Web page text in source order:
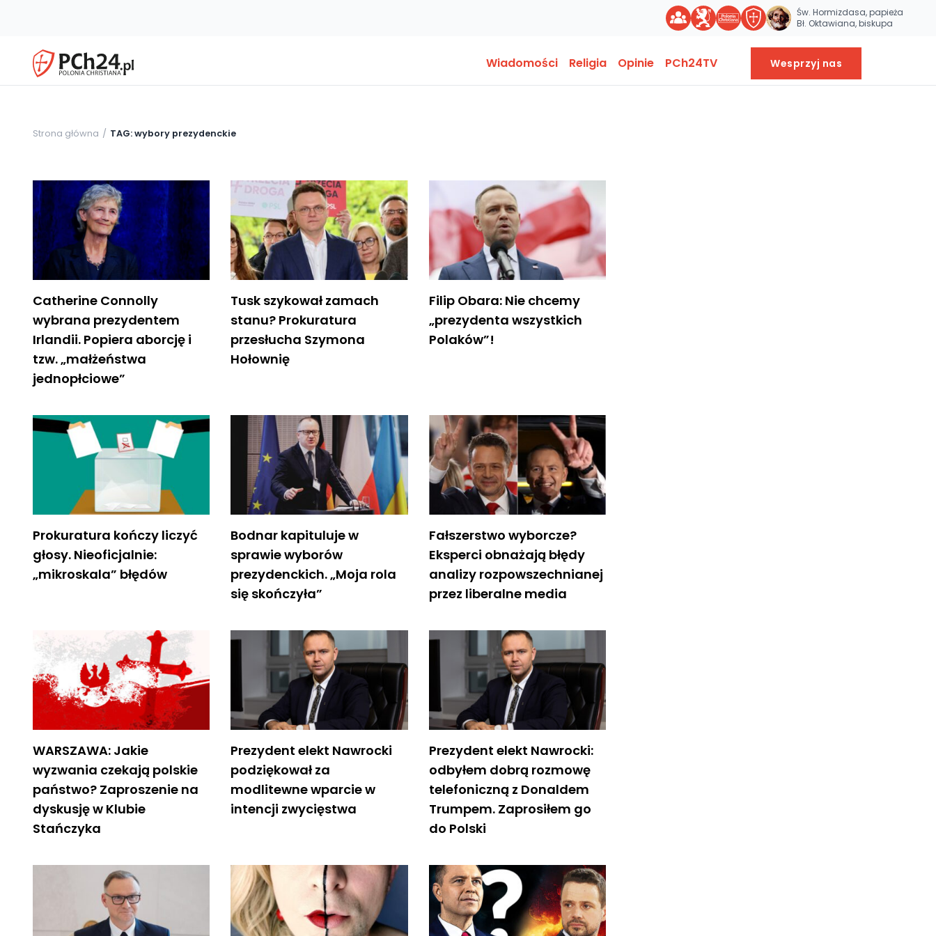
Św. Hormizdasa, papieża
Bł. Oktawiana, biskupa
Wiadomości Religia Opinie PCh24TV Wesprzyj nas
Strona główna TAG: wybory prezydenckie
Catherine Connolly
wybrana prezydentem
Irlandii. Popiera aborcję i
tzw. „małżeństwa
jednopłciowe”
Tusk szykował zamach
stanu? Prokuratura
przesłucha Szymona
Hołownię
Filip Obara: Nie chcemy
„prezydenta wszystkich
Polaków”!
Prokuratura kończy liczyć
głosy. Nieoficjalnie:
„mikroskala” błędów
Bodnar kapituluje w
sprawie wyborów
prezydenckich. „Moja rola
się skończyła”
Fałszerstwo wyborcze?
Eksperci obnażają błędy
analizy rozpowszechnianej
przez liberalne media
WARSZAWA: Jakie
wyzwania czekają polskie
państwo? Zaproszenie na
dyskusję w Klubie
Stańczyka
Prezydent elekt Nawrocki
podziękował za
modlitewne wparcie w
intencji zwycięstwa
Prezydent elekt Nawrocki:
odbyłem dobrą rozmowę
telefoniczną z Donaldem
Trumpem. Zaprosiłem go
do Polski